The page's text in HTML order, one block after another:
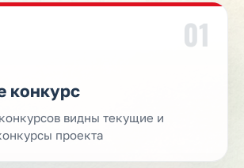
01
конкурс
видны текущие и
проекта